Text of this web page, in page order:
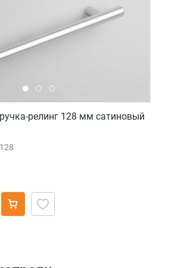
релинг 128 мм сатиновый